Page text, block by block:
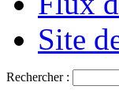
Site
Rechercher :